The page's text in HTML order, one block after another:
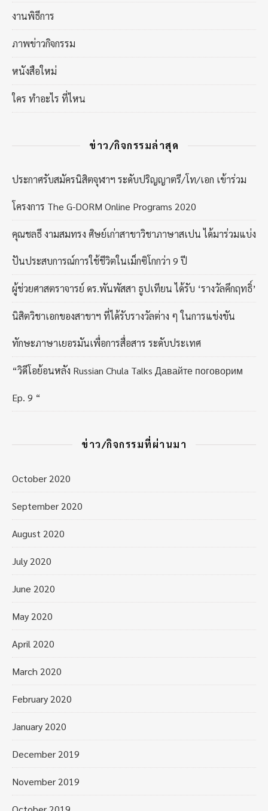
งานพิธีการ
ภาพข่าวกิจกรรม
หนังสือใหม่
ใคร ทำอะไร ที่ไหน
ข่าว/กิจกรรมล่าสุด
ประกาศรับสมัครนิสิตจุฬาฯ ระดับปริญญาตรี/โท/เอก เข้าร่วม
โครงการ The G-DORM Online Programs 2020
คุณชลธี งามสมทรง ศิษย์เก่าสาขาวิชาภาษาสเปน ได้มาร่วมแบ่ง
ปันประสบการณ์การใช้ชีวิตในเม็กซิโกกว่า 9 ปี
ผู้ช่วยศาสตราจารย์ ดร.พันพัสสา ธูปเทียน ได้รับ ‘รางวัลคึกฤทธิ์’
นิสิตวิชาเอกของสาขาฯ ที่ได้รับรางวัลต่าง ๆ ในการแข่งขัน
ทักษะภาษาเยอรมันเพื่อการสื่อสาร ระดับประเทศ
“วิดีโอย้อนหลัง Russian Chula Talks Давайте поговорим
Ep. 9 “
ข่าว/กิจกรรมที่ผ่านมา
October 2020
September 2020
August 2020
July 2020
June 2020
May 2020
April 2020
March 2020
February 2020
January 2020
December 2019
November 2019